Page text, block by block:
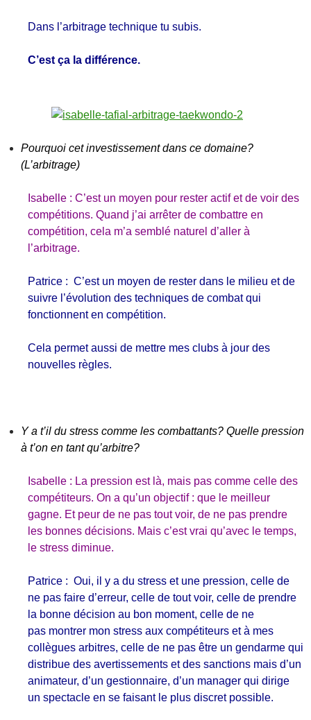
Dans l’arbitrage technique tu subis.
C’est ça la différence.
Pourquoi cet investissement dans ce domaine?
(L’arbitrage)
Isabelle : C’est un moyen pour rester actif et de voir des
compétitions. Quand j’ai arrêter de combattre en
compétition, cela m’a semblé naturel d’aller à
l’arbitrage.
Patrice : C’est un moyen de rester dans le milieu et de
suivre l’évolution des techniques de combat qui
fonctionnent en compétition.
Cela permet aussi de mettre mes clubs à jour des
nouvelles règles.
Y a t’il du stress comme les combattants? Quelle pression
à t’on en tant qu’arbitre?
Isabelle : La pression est là, mais pas comme celle des
compétiteurs. On a qu’un objectif : que le meilleur
gagne. Et peur de ne pas tout voir, de ne pas prendre
les bonnes décisions. Mais c’est vrai qu’avec le temps,
le stress diminue.
Patrice : Oui, il y a du stress et une pression, celle de
ne pas faire d’erreur, celle de tout voir, celle de prendre
la bonne décision au bon moment, celle de ne
pas montrer mon stress aux compétiteurs et à mes
collègues arbitres, celle de ne pas être un gendarme qui
distribue des avertissements et des sanctions mais d’un
animateur, d’un gestionnaire, d’un manager qui dirige
un spectacle en se faisant le plus discret possible.